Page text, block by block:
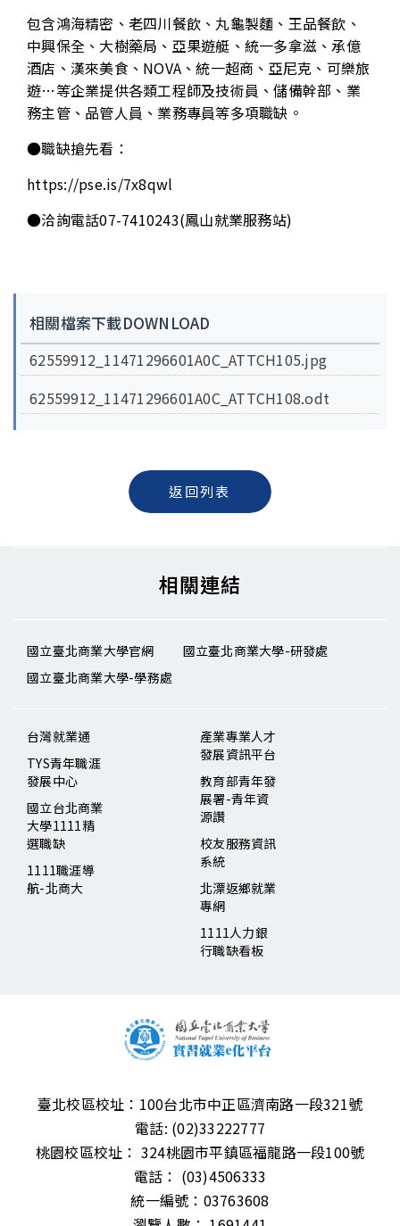
包含鴻海精密、老四川餐飲、丸龜製麵、王品餐飲、
中興保全、大樹藥局、亞果遊艇、統一多拿滋、承億
酒店、漢來美食、NOVA、統一超商、亞尼克、可樂旅
遊…等企業提供各類工程師及技術員、儲備幹部、業
務主管、品管人員、業務專員等多項職缺。
●職缺搶先看：
https://pse.is/7x8qwl
●洽詢電話07-7410243(鳳山就業服務站)
相關檔案下載DOWNLOAD
62559912_11471296601A0C_ATTCH105.jpg
62559912_11471296601A0C_ATTCH108.odt
返回列表
臺北校區校址： 100台北市中正區濟南路一段321號
電話: (02)33222777
桃園校區校址： 324桃園市平鎮區福龍路一段100號
電話： (03)4506333
統一編號：03763608
相關連結
國立臺北商業大學官網
國立臺北商業大學-研發處
國立臺北商業大學-學務處
台灣就業通
TYS青年職涯
發展中心
國立台北商業
大學1111精
選職缺
1111職涯導
航-北商大
產業專業人才
發展資訊平台
教育部青年發
展署-青年資
源讚
校友服務資訊
系統
北漂返鄉就業
專網
1111人力銀
行職缺看板